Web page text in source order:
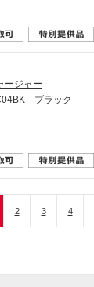
ージャー
ブラック
2 3 4